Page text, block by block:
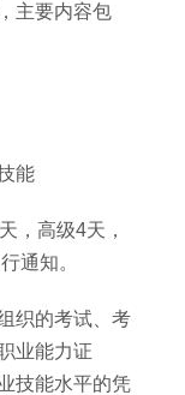
主要内容包
能
，高级4天，
通知。
织的考试、考
业能力证
技能水平的凭